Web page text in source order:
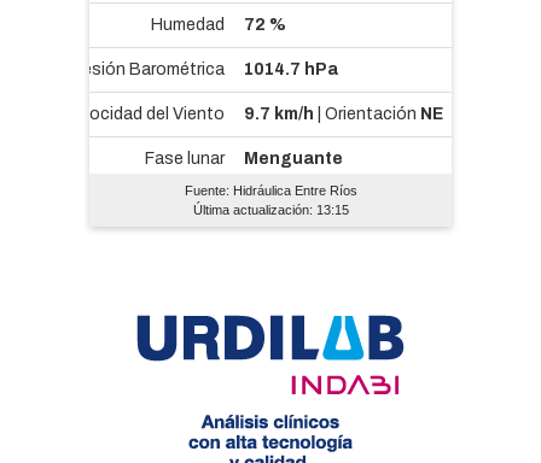
Fuente: Hidráulica Entre Ríos
Última actualización: 13:15